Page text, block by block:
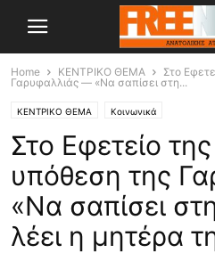
Home ΚΕΝΤΡΙΚΟ ΘΕΜΑ
Στο
Γαρυφαλλιάς — «Να σαπίσει στη...
ΚΕΝΤΡΙΚΟ ΘΕΜΑ Κοινωνικά
Στο Εφετείο
υπόθεση της
«Να σαπίσει
λέει η μητέρα